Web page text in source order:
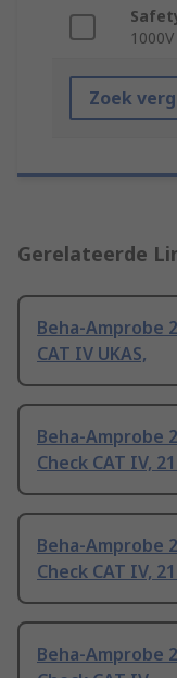
1000V
Zoek
Gerelateerde
Beha-Amprobe
CAT IV UKAS,
Beha-Amprobe
Check CAT IV,
Beha-Amprobe
Check CAT IV,
Beha-Amprobe